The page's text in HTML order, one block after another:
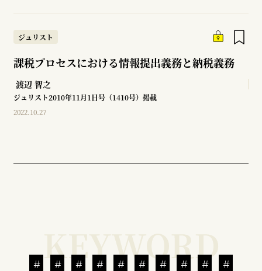
ジュリスト
課税プロセスにおける情報提出義務と納税義務
渡辺 智之
ジュリスト2010年11月1日号（1410号）掲載
2022.10.27